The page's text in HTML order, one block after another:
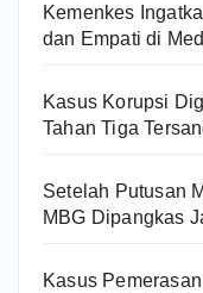
Kemenkes
dan Empati di
Kasus Korupsi
Tahan Tiga
Setelah Putusan
MBG Dipangkas
Kasus